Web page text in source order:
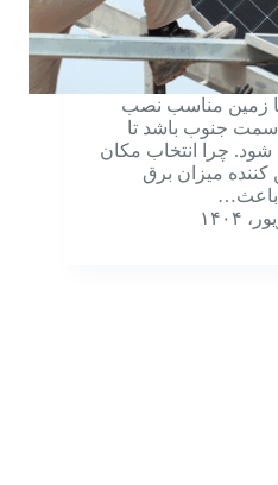
زمین مناسب نصب
سمت جنوب باشد تا
شود. چرا انتخاب مکان
میزان برق
باعث…